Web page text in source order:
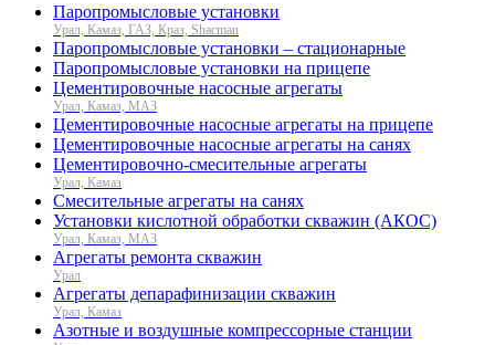
Паропромысловые установки
Урал, Камаз, ГАЗ, Краз, Shacman
Паропромысловые установки – стационарные
Паропромысловые установки на прицепе
Цементировочные насосные агрегаты
Урал, Камаз, МАЗ
Цементировочные насосные агрегаты на прицепе
Цементировочные насосные агрегаты на санях
Цементировочно-смесительные агрегаты
Урал, Камаз
Смесительные агрегаты на санях
Установки кислотной обработки скважин (АКОС)
Урал, Камаз, МАЗ
Агрегаты ремонта скважин
Урал
Агрегаты депарафинизации скважин
Урал, Камаз
Азотные и воздушные компрессорные станции